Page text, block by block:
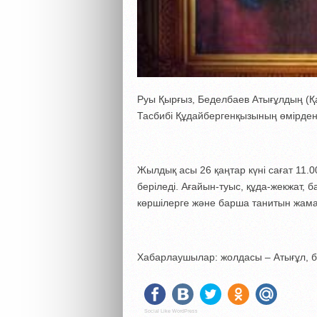
Руы Қырғыз, Беделбаев Атығұлдың
Тасбибі Құдайбергенқызының
Жылдық асы 26 қаңтар күні сағат
беріледі. Ағайын-туыс, құда-
көршілерге және барша танитын
Хабарлаушылар: жолдасы – Атығұл,
Social Like WordPress